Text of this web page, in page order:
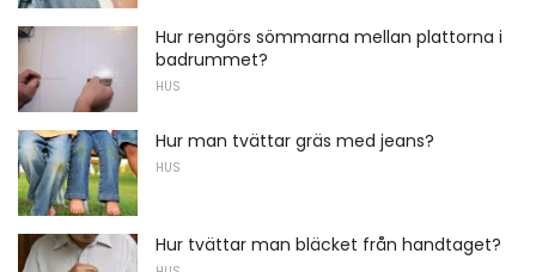
Hur rengörs sömmarna mellan plattorna i
badrummet?
HUS
Hur man tvättar gräs med jeans?
HUS
Hur tvättar man bläcket från handtaget?